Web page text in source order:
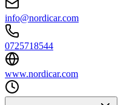
info@nordicar.com
0725718544
www.nordicar.com